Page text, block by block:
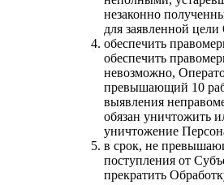
незаконно
для заявленной
обеспечить
обеспечить
невозможно,
превышающий 10
выявления
обязан уничтожить
уничтожение
в срок, не
поступления от
прекратить